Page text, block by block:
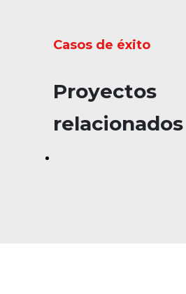
Casos de éxito
Proyectos
relacionados